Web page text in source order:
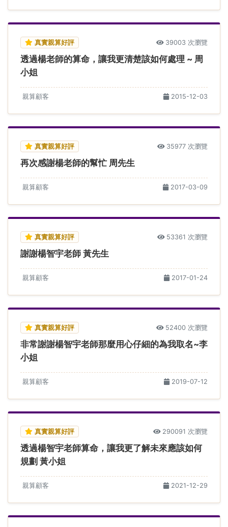
真實親算好評 39003 次瀏覽
透過楊老師的算命，讓我更清楚該如何處理 ~ 周
小姐
親算顧客 2015-12-03
真實親算好評 35977 次瀏覽
再次感謝楊老師的幫忙 周先生
親算顧客 2017-03-09
真實親算好評 53361 次瀏覽
謝謝楊智宇老師 黃先生
親算顧客 2017-01-24
真實親算好評 52400 次瀏覽
非常謝謝楊智宇老師那麼用心仔細的為我取名~李
小姐
親算顧客 2019-07-12
真實親算好評 290091 次瀏覽
透過楊智宇老師算命，讓我更了解未來應該如何
規劃 黃小姐
親算顧客 2021-12-29